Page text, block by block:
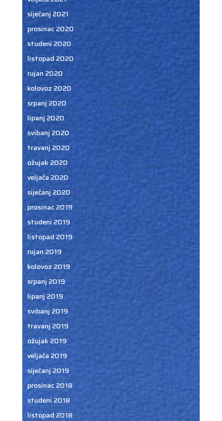
siječanj 2021
prosinac 2020
studeni 2020
listopad 2020
rujan 2020
kolovoz 2020
srpanj 2020
lipanj 2020
svibanj 2020
travanj 2020
ožujak 2020
veljača 2020
siječanj 2020
prosinac 2019
studeni 2019
listopad 2019
rujan 2019
kolovoz 2019
srpanj 2019
lipanj 2019
svibanj 2019
travanj 2019
ožujak 2019
veljača 2019
siječanj 2019
prosinac 2018
studeni 2018
listopad 2018